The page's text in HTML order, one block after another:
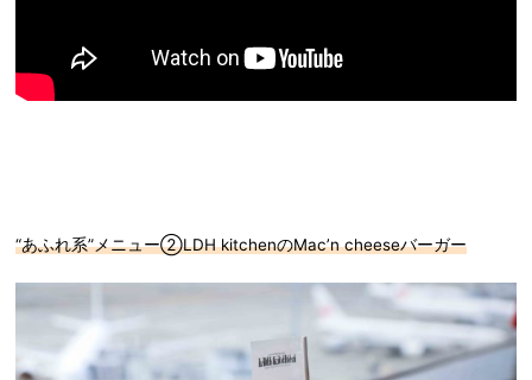
“あふれ系”メニュー②LDH kitchenのMac’n cheeseバーガー